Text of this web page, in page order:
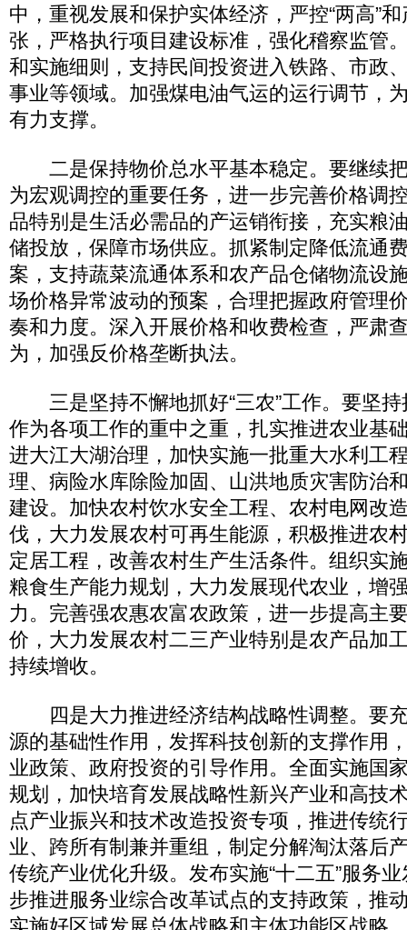
中，重视发展和保护实体经济，严控“两高”
张，严格执行项目建设标准，强化稽察监管
和实施细则，支持民间投资进入铁路、市政
事业等领域。加强煤电油气运的运行调节，
有力支撑。
二是保持物价总水平基本稳定。要继续
为宏观调控的重要任务，进一步完善价格调
品特别是生活必需品的产运销衔接，充实粮
储投放，保障市场供应。抓紧制定降低流通
案，支持蔬菜流通体系和农产品仓储物流设
场价格异常波动的预案，合理把握政府管理
奏和力度。深入开展价格和收费检查，严肃
为，加强反价格垄断执法。
三是坚持不懈地抓好“三农”工作。要坚持
作为各项工作的重中之重，扎实推进农业基
进大江大湖治理，加快实施一批重大水利工
理、病险水库除险加固、山洪地质灾害防治
建设。加快农村饮水安全工程、农村电网改
伐，大力发展农村可再生能源，积极推进农
定居工程，改善农村生产生活条件。组织实
粮食生产能力规划，大力发展现代农业，增
力。完善强农惠农富农政策，进一步提高主
价，大力发展农村二三产业特别是农产品加
持续增收。
四是大力推进经济结构战略性调整。要
源的基础性作用，发挥科技创新的支撑作用
业政策、政府投资的引导作用。全面实施国
规划，加快培育发展战略性新兴产业和高技
点产业振兴和技术改造投资专项，推进传统
业、跨所有制兼并重组，制定分解淘汰落后
传统产业优化升级。发布实施“十二五”服务
步推进服务业综合改革试点的支持政策，推